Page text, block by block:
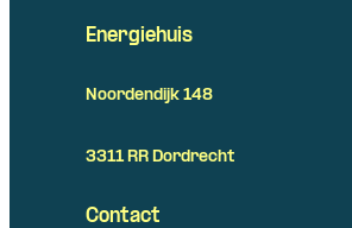
Energiehuis
Noordendijk 148
3311 RR Dordrecht
Contact